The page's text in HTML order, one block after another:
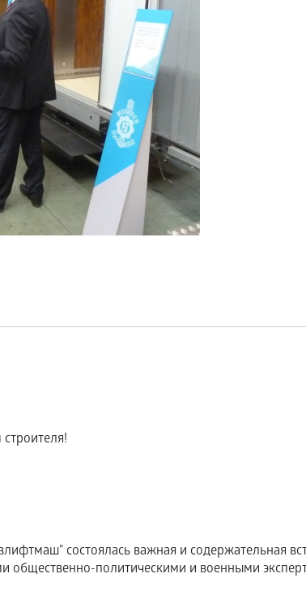
состоялась важная и содержательная
общественно-политическими и военными